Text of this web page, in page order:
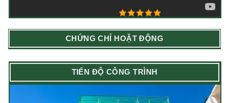
CHỨNG CHỈ HOẶT ĐỘNG
TIẾN ĐỘ CÔNG TRÌNH